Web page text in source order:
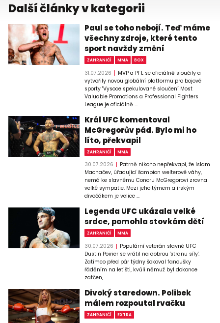
Další články v kategorii
Paul se toho nebojí. Teď máme
všechny zdroje, které tento
sport navždy změní
ZAHRANIČÍ MMA BOX
31.07.2026
MVP a PFL se oficiálně sloučily a
vytvořily novou globální platformu pro bojové
sporty "Vysoce spekulované sloučení Most
Valuable Promotions a Professional Fighters
League je oficiálně ...
Král UFC komentoval
McGregorův pád. Bylo mi ho
líto, překvapil
ZAHRANIČÍ MMA
30.07.2026
Patrně nikoho nepřekvapí, že Islam
Machačev, úřadující šampion welterové váhy,
nemá ke slavnému Conoru McGregorovi zrovna
velké sympatie. Mezi jeho týmem a irským
divočákem je velice ...
Legenda UFC ukázala velké
srdce, pomohla stovkám dětí
ZAHRANIČÍ MMA
30.07.2026
Populární veterán slavné UFC
Dustin Poirier se vrátil na dobrou 'stranu síly'.
Zatímco před pár týdny šokoval fanoušky
řáděním na letišti, kvůli němuž byl dokonce
zatčen, ...
Divoký staredown. Polibek
málem rozpoutal rvačku
ZAHRANIČÍ EXTRA